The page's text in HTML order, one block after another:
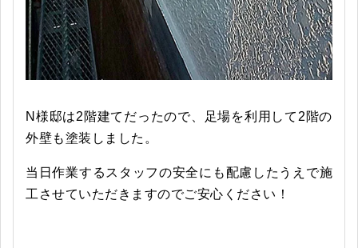
N様邸は2階建てだったので、足場を利用して2階の
外壁も塗装しました。
当日作業するスタッフの安全にも配慮したうえで施
工させていただきますのでご安心ください！